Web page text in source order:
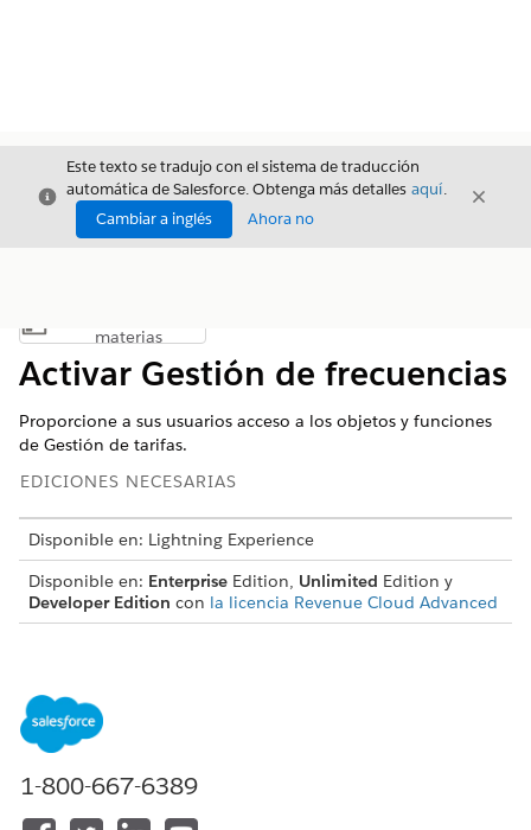
Cerrar
Este texto se tradujo con el sistema de traducción
automática de Salesforce. Obtenga más detalles aquí.
Cambiar a inglés
Ahora no
Cerrar
Mostrar índice de materias
materias
Activar Gestión de frecuencias
Proporcione a sus usuarios acceso a los objetos y funciones
de Gestión de tarifas.
EDICIONES NECESARIAS
Disponible en: Lightning Experience
Disponible en: Enterprise Edition, Unlimited Edition y
Developer Edition con la licencia Revenue Cloud Advanced
Para activar Gestión de
frecuencias:
Configuración de gestión de uso
Active Gestión de frecuencias.
1-800-667-6389